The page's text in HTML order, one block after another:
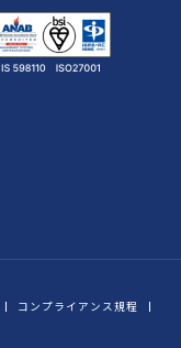
コンプライアンス規程